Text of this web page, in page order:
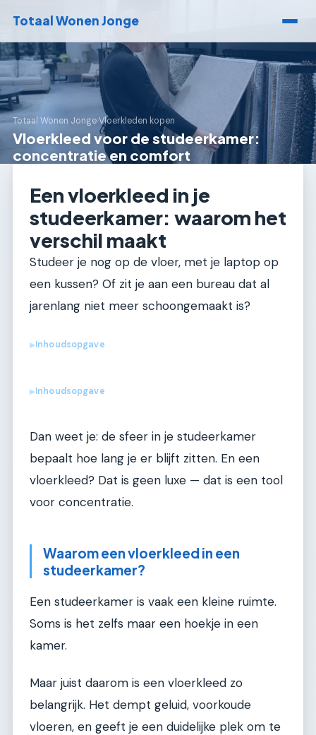
Totaal Wonen Jonge
Totaal Wonen Jonge›Vloerkleden kopen
Vloerkleed voor de studeerkamer:
concentratie en comfort
Een vloerkleed in je
studeerkamer: waarom het
verschil maakt
Studeer je nog op de vloer, met je laptop op
een kussen? Of zit je aan een bureau dat al
jarenlang niet meer schoongemaakt is?
▶Inhoudsopgave
▶Inhoudsopgave
Dan weet je: de sfeer in je studeerkamer
bepaalt hoe lang je er blijft zitten. En een
vloerkleed? Dat is geen luxe — dat is een tool
voor concentratie.
Waarom een vloerkleed in een
studeerkamer?
Een studeerkamer is vaak een kleine ruimte.
Soms is het zelfs maar een hoekje in een
kamer.
Maar juist daarom is een vloerkleed zo
belangrijk. Het dempt geluid, voorkoude
vloeren, en geeft je een duidelijke plek om te